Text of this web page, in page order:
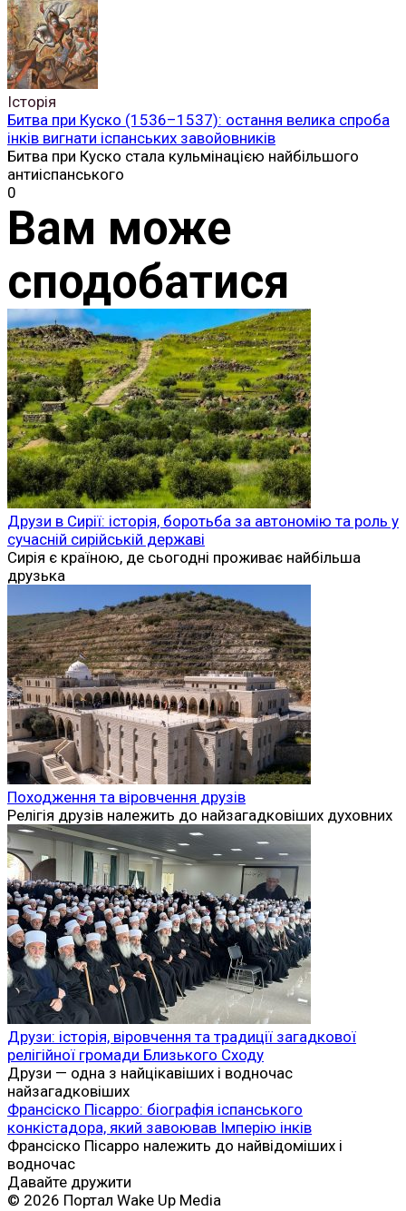
Історія
Битва при Куско (1536–1537): остання велика спроба
інків вигнати іспанських завойовників
Битва при Куско стала кульмінацією найбільшого
антиіспанського
0
Вам може
сподобатися
Друзи в Сирії: історія, боротьба за автономію та роль у
сучасній сирійській державі
Сирія є країною, де сьогодні проживає найбільша
друзька
Походження та віровчення друзів
Релігія друзів належить до найзагадковіших духовних
Друзи: історія, віровчення та традиції загадкової
релігійної громади Близького Сходу
Друзи — одна з найцікавіших і водночас
найзагадковіших
Франсіско Пісарро: біографія іспанського
конкістадора, який завоював Імперію інків
Франсіско Пісарро належить до найвідоміших і
водночас
Давайте дружити
© 2026 Портал Wake Up Media